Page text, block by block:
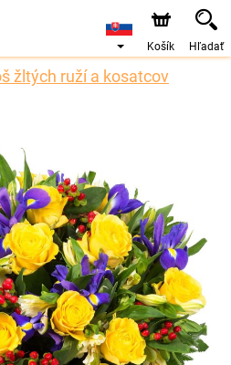
Košík Hľadať
žltých ruží a kosatcov